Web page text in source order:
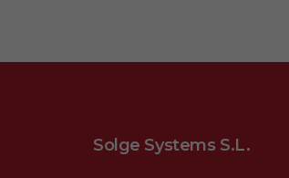
Solge Systems S.L.